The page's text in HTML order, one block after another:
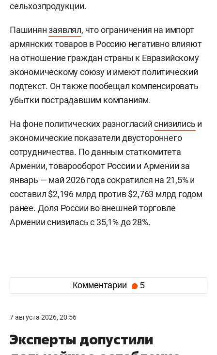
сельхозпродукции.
Пашинянзаявлял, что ограничения на импорт
армянских товаров в Россию негативно влияют
на отношение граждан страны к Евразийскому
экономическому союзу и имеют политический
подтекст. Он также пообещал компенсировать
убытки пострадавшим компаниям.
На фоне политических разногласийснизились и
экономические показатели двустороннего
сотрудничества. По данным статкомитета
Армении, товарооборот России и Армении за
январь — май 2026 года сократился на 21,5% и
составил $2,196 млрд против $2,763 млрд годом
ранее. Доля России во внешней торговле
Армении снизилась с 35,1% до 28%.
Комментарии 5
7 августа 2026, 20:56
Эксперты допустили